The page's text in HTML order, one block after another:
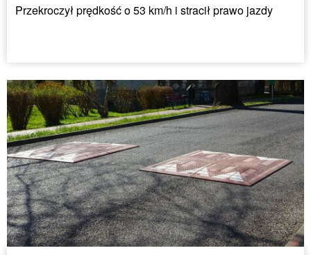
Przekroczył prędkość o 53 km/h i stracił prawo jazdy